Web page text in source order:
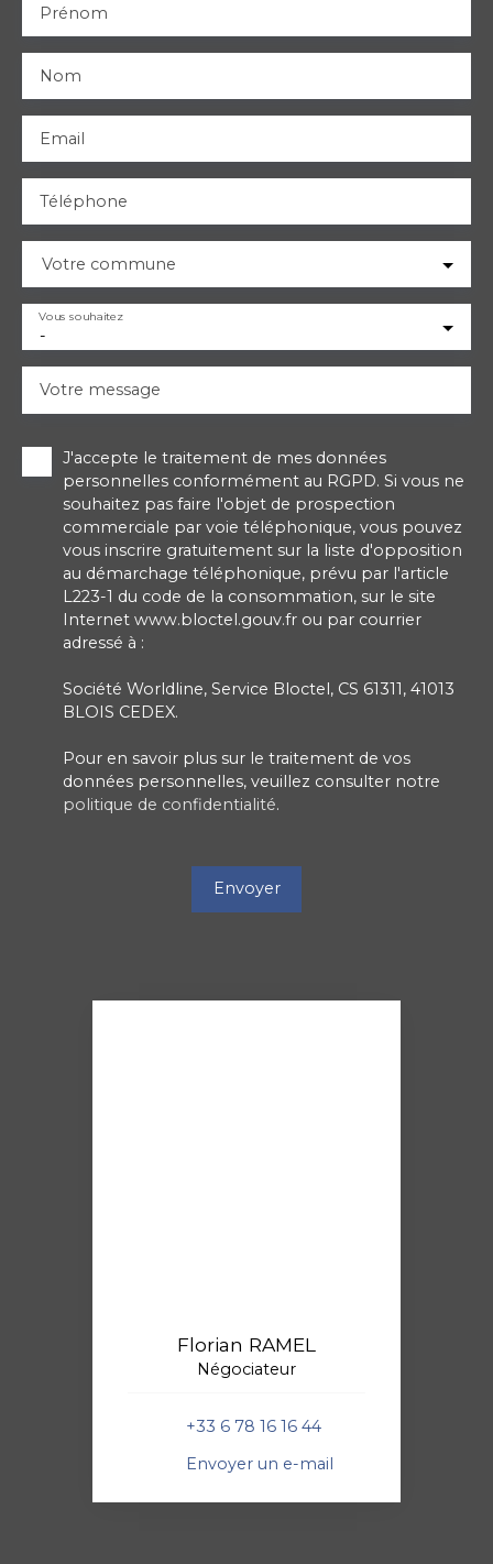
Prénom
Nom
Email
Téléphone
Votre commune
-
Vous souhaitez
Votre message
J'accepte le traitement de mes données
personnelles conformément au RGPD. Si vous ne
souhaitez pas faire l'objet de prospection
commerciale par voie téléphonique, vous pouvez
vous inscrire gratuitement sur la liste d'opposition
au démarchage téléphonique, prévu par l'article
L223-1 du code de la consommation, sur le site
Internet www.bloctel.gouv.fr ou par courrier
adressé à :
Société Worldline, Service Bloctel, CS 61311, 41013
BLOIS CEDEX.
Pour en savoir plus sur le traitement de vos
données personnelles, veuillez consulter notre
politique de confidentialité.
Envoyer
Florian RAMEL
Négociateur
+33 6 78 16 16 44
Envoyer un e-mail